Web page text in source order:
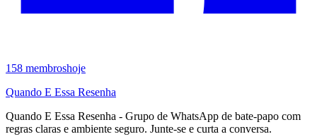
158 membroshoje
Quando E Essa Resenha
Quando E Essa Resenha - Grupo de WhatsApp de bate-papo com
regras claras e ambiente seguro. Junte-se e curta a conversa.